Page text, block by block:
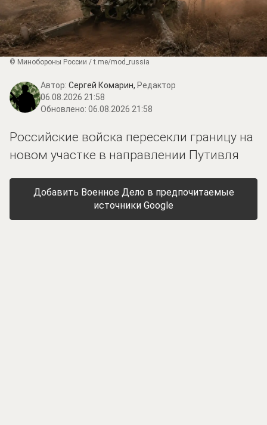
© Минобороны России / t.me/mod_russia
Автор: Сергей Комарин, Редактор
06.08.2026 21:58
Обновлено: 06.08.2026 21:58
Российские войска пересекли границу на
новом участке в направлении Путивля
Добавить Военное Дело в предпочитаемые
источники Google